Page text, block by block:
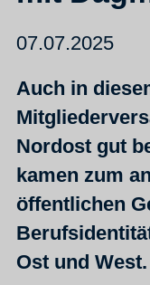
07.07.2025
Auch in
Nordost gut
kamen zum
öffentlichen
Ost und West.